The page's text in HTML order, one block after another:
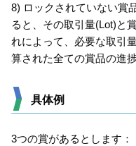
8) ロックされていない賞
ると、その取引量(Lot)と
れによって、必要な取引
算された全ての賞品の進
具体例
3つの賞があるとします：